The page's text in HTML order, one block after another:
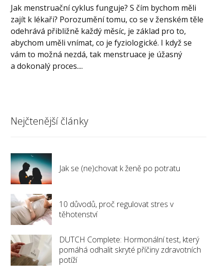
Jak menstruační cyklus funguje? S čím bychom měli
zajít k lékaři? Porozumění tomu, co se v ženském těle
odehrává přibližně každý měsíc, je základ pro to,
abychom uměli vnímat, co je fyziologické. I když se
vám to možná nezdá, tak menstruace je úžasný
a dokonalý proces....
Nejčtenější články
Jak se (ne)chovat k ženě po potratu
10 důvodů, proč regulovat stres v
těhotenství
DUTCH Complete: Hormonální test, který
pomáhá odhalit skryté příčiny zdravotních
potíží